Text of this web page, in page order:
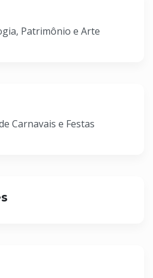
Patrimônio e Arte
Carnavais e Festas